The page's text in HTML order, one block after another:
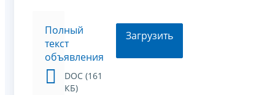
Полный
текст
объявления
DOC (161
КБ)
Загрузить